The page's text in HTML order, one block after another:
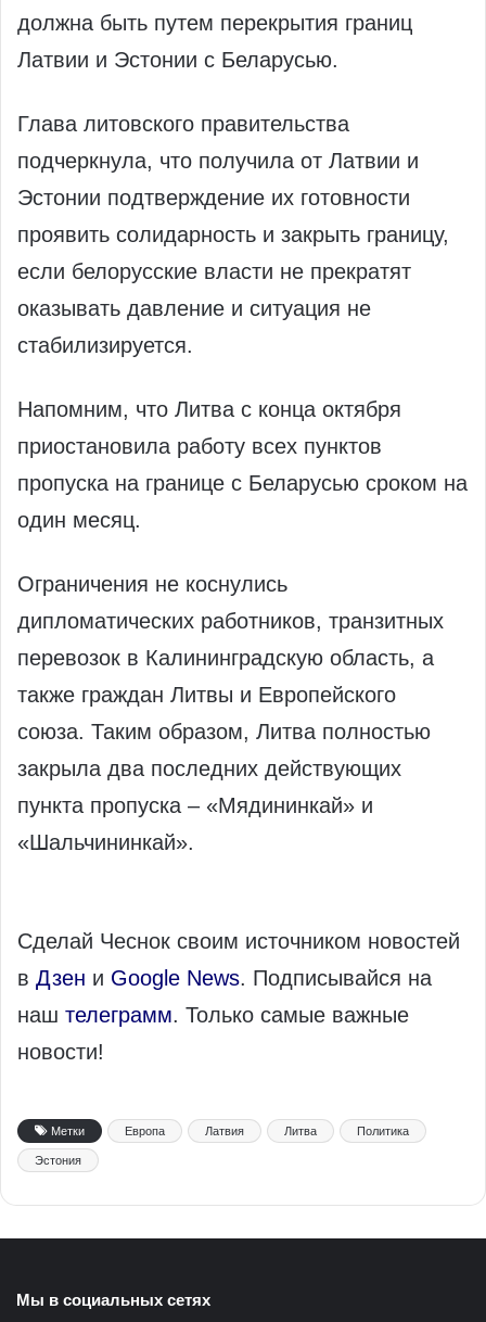
должна быть путем перекрытия границ
Латвии и Эстонии с Беларусью.
Глава литовского правительства
подчеркнула, что получила от Латвии и
Эстонии подтверждение их готовности
проявить солидарность и закрыть границу,
если белорусские власти не прекратят
оказывать давление и ситуация не
стабилизируется.
Напомним, что Литва с конца октября
приостановила работу всех пунктов
пропуска на границе с Беларусью сроком на
один месяц.
Ограничения не коснулись
дипломатических работников, транзитных
перевозок в Калининградскую область, а
также граждан Литвы и Европейского
союза. Таким образом, Литва полностью
закрыла два последних действующих
пункта пропуска – «Мядининкай» и
«Шальчининкай».
Сделай Чеснок своим источником новостей
в Дзен и Google News. Подписывайся на
наш телеграмм. Только самые важные
новости!
Метки Европа Латвия Литва Политика
Эстония
Мы в социальных сетях